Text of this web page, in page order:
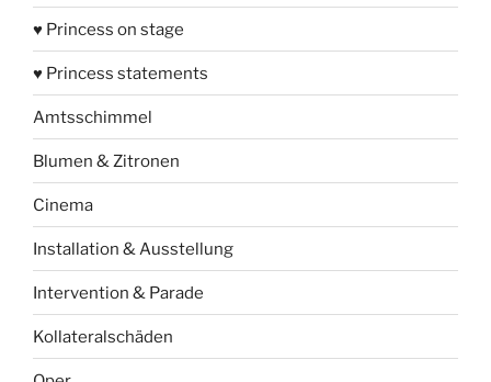
♥ Princess on stage
♥ Princess statements
Amtsschimmel
Blumen & Zitronen
Cinema
Installation & Ausstellung
Intervention & Parade
Kollateralschäden